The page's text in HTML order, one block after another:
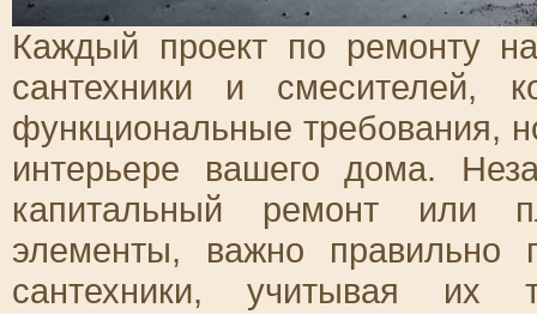
Каждый проект по ремонту
сантехники и смесителей,
функциональные требования,
интерьере вашего дома.
капитальный ремонт или
элементы, важно правильно
сантехники, учитывая их